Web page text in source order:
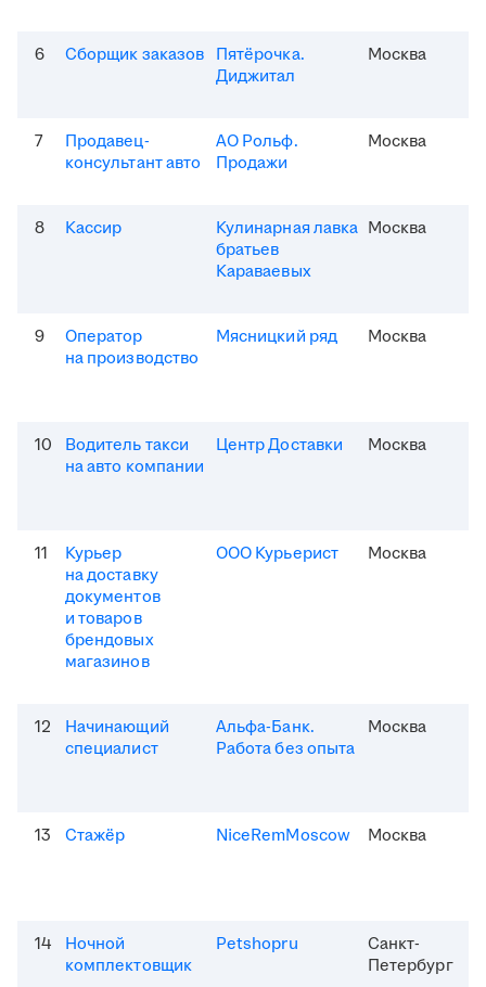
6 Сборщик заказов Пятёрочка.
Диджитал
Москва
7
Продавец-
консультант авто
АО Рольф.
Продажи
Москва
8 Кассир
Кулинарная лавка
братьев
Караваевых
Москва
9
Оператор
на производство
Мясницкий ряд Москва
10
Водитель такси
на авто компании
Центр Доставки Москва
11
Курьер
на доставку
документов
и товаров
брендовых
магазинов
ООО Курьерист Москва
12
Начинающий
специалист
Альфа-Банк.
Работа без опыта
Москва
13 Стажёр NiceRemMoscow Москва
14
Ночной
комплектовщик
Petshopru
Санкт-
Петербург